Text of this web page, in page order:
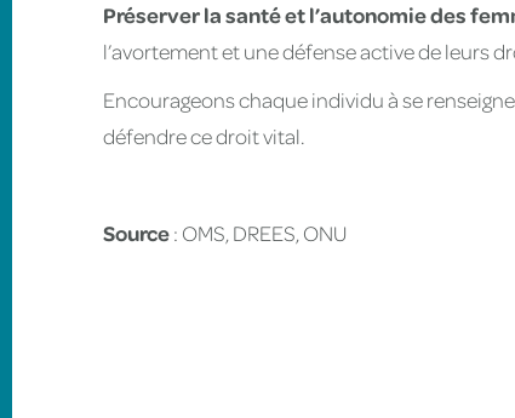
Préserver la santé et l’autonomie des
l’avortement et une défense active de leurs
Encourageons chaque individu à se
défendre ce droit vital.
Source: OMS, DREES, ONU